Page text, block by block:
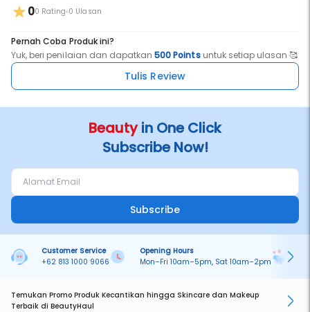
00 Rating 0 Ulasan
Pernah Coba Produk ini?
Yuk, beri penilaian dan dapatkan500 Pointsuntuk setiap ulasan 🥰
Tulis Review
Beautyin One Click
Subscribe Now!
Subscribe
Customer Service
+62 813 1000 9066
Opening Hours
Mon–Fri 10am–5pm, Sat 10am–2pm
Temukan Promo Produk Kecantikan hingga Skincare dan Makeup
Terbaik di BeautyHaul